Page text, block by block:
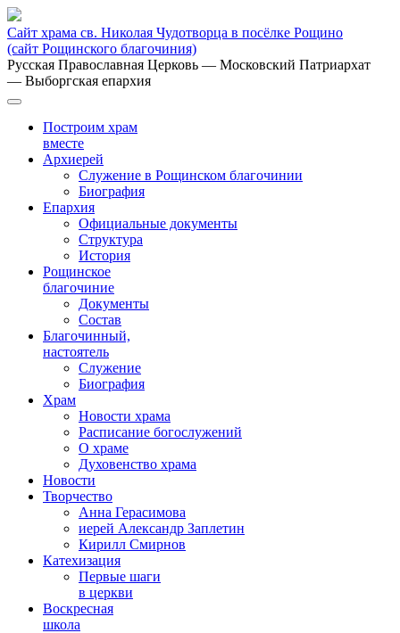
Сайт храма св. Николая Чудотворца в посёлке Рощино
(сайт Рощинского благочиния)
Русская Православная Церковь — Московский Патриархат
— Выборгская епархия
Построим храм
вместе
Архиерей
Служение в Рощинском благочинии
Биография
Епархия
Официальные документы
Структура
История
Рощинское
благочиние
Документы
Состав
Благочинный,
настоятель
Служение
Биография
Храм
Новости храма
Расписание богослужений
О храме
Духовенство храма
Новости
Творчество
Анна Герасимова
иерей Александр Заплетин
Кирилл Смирнов
Катехизация
Первые шаги
в церкви
Воскресная
школа